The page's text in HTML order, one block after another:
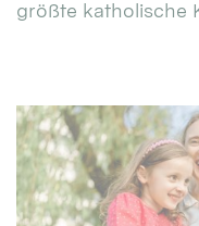
größte katholische